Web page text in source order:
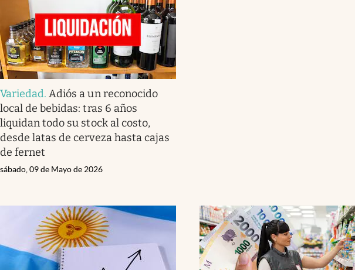
Variedad.Adiós a un reconocido
local de bebidas: tras 6 años
liquidan todo su stock al costo,
desde latas de cerveza hasta cajas
de fernet
sábado, 09 de Mayo de 2026